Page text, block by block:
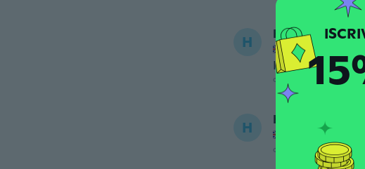
H Heather
Iscrizione dal 2021
It's more like a
circa 4 anni fa
H Heather
Iscrizione dal 2021
circa 4 anni fa